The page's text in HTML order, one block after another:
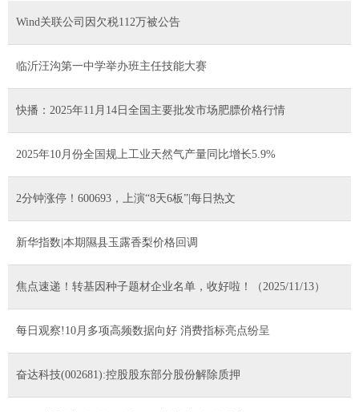
Wind关联公司因欠税112万被公告
临沂汪沟第一中学举办班主任技能大赛
快播：2025年11月14日全国主要批发市场肥膘价格行情
2025年10月份全国规上工业天然气产量同比增长5.9%
2分钟涨停！600693，上演“8天6板”|每日热文
新华指数|本期隰县玉露香梨价格回调
焦点速递！转基因种子题材企业名单，收好啦！（2025/11/13）
每日观察!10月多项高频数据向好 消费指标亮点纷呈
奋达科技(002681):控股股东部分股份解除质押